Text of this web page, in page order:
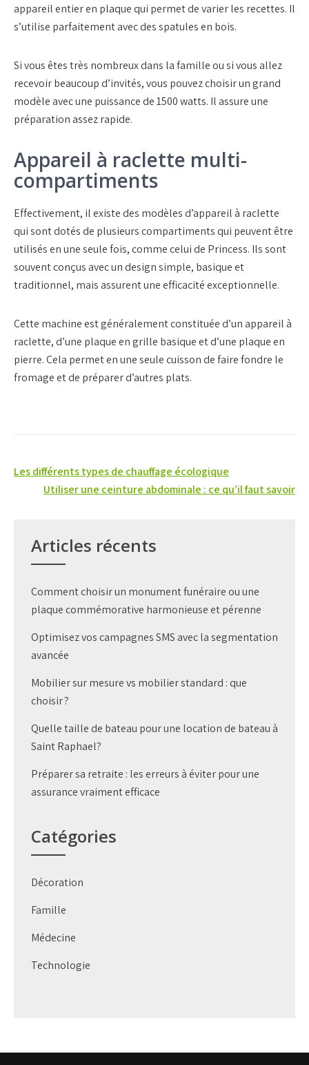
appareil entier en plaque qui permet de varier les recettes. Il
s’utilise parfaitement avec des spatules en bois.
Si vous êtes très nombreux dans la famille ou si vous allez
recevoir beaucoup d’invités, vous pouvez choisir un grand
modèle avec une puissance de 1500 watts. Il assure une
préparation assez rapide.
Appareil à raclette multi-
compartiments
Effectivement, il existe des modèles d’appareil à raclette
qui sont dotés de plusieurs compartiments qui peuvent être
utilisés en une seule fois, comme celui de Princess. Ils sont
souvent conçus avec un design simple, basique et
traditionnel, mais assurent une efficacité exceptionnelle.
Cette machine est généralement constituée d’un appareil à
raclette, d’une plaque en grille basique et d’une plaque en
pierre. Cela permet en une seule cuisson de faire fondre le
fromage et de préparer d’autres plats.
Navigation
Les différents types de chauffage écologique
Utiliser une ceinture abdominale : ce qu’il faut savoir
Articles récents
Comment choisir un monument funéraire ou une
plaque commémorative harmonieuse et pérenne
Optimisez vos campagnes SMS avec la segmentation
avancée
Mobilier sur mesure vs mobilier standard : que
choisir ?
Quelle taille de bateau pour une location de bateau à
Saint Raphael?
Préparer sa retraite : les erreurs à éviter pour une
assurance vraiment efficace
Catégories
Décoration
Famille
Médecine
Technologie